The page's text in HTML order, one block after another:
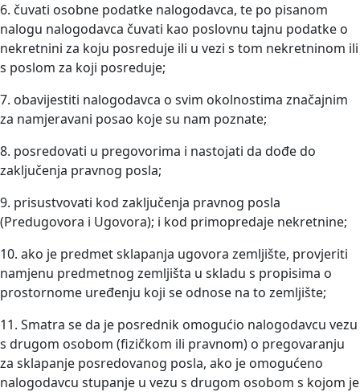
6. čuvati osobne podatke nalogodavca, te po pisanom
nalogu nalogodavca čuvati kao poslovnu tajnu podatke o
nekretnini za koju posreduje ili u vezi s tom nekretninom ili
s poslom za koji posreduje;
7. obavijestiti nalogodavca o svim okolnostima značajnim
za namjeravani posao koje su nam poznate;
8. posredovati u pregovorima i nastojati da dođe do
zaključenja pravnog posla;
9. prisustvovati kod zaključenja pravnog posla
(Predugovora i Ugovora); i kod primopredaje nekretnine;
10. ako je predmet sklapanja ugovora zemljište, provjeriti
namjenu predmetnog zemljišta u skladu s propisima o
prostornome uređenju koji se odnose na to zemljište;
11. Smatra se da je posrednik omogućio nalogodavcu vezu
s drugom osobom (fizičkom ili pravnom) o pregovaranju
za sklapanje posredovanog posla, ako je omogućeno
nalogodavcu stupanje u vezu s drugom osobom s kojom je